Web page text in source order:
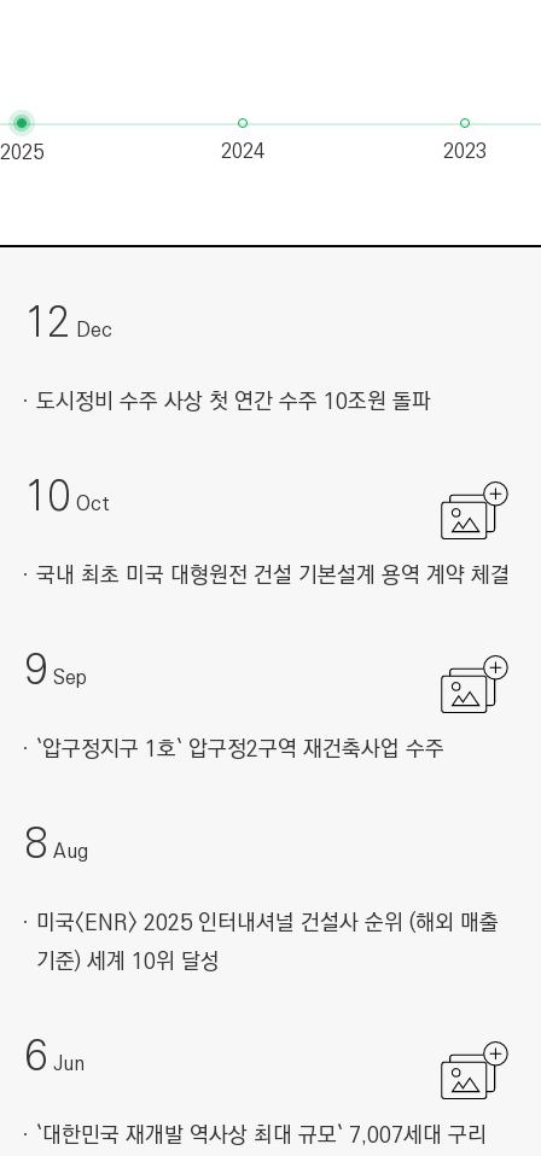
I
2025 2024 2023
12 Dec
도시정비 수주 사상 첫 연간 수주 10조원 돌파
10 Oct
국내 최초 미국 대형원전 건설 기본설계 용역 계약 체결
9 Sep
`압구정지구 1호` 압구정2구역 재건축사업 수주
8 Aug
미국<ENR> 2025 인터내셔널 건설사 순위 (해외 매출
기준) 세계 10위 달성
6 Jun
`대한민국 재개발 역사상 최대 규모` 7,007세대 구리